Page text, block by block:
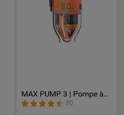
MAX PUMP 3 | Pompe à
air portable 5 kPa Lampe
300 lm Rechargeable USB-
30